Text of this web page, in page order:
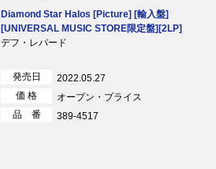
Diamond Star Halos [Picture] [輸入盤]
[UNIVERSAL MUSIC STORE限定盤][2LP]
デフ・レパード
発売日
2022.05.27
価 格
オープン・プライス
品 番
389-4517